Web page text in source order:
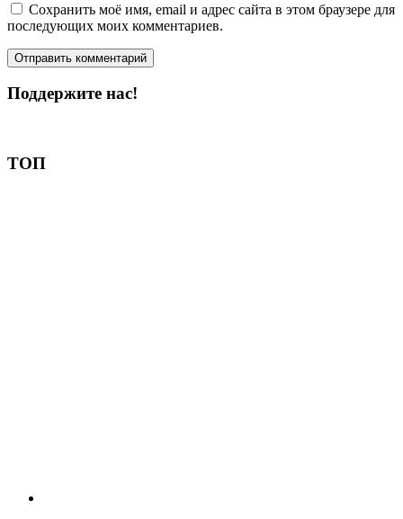
Сохранить моё имя, email и адрес сайта в этом браузере для
последующих моих комментариев.
Поддержите нас!
ТОП